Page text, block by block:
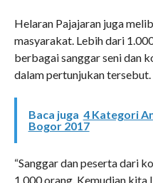
Helaran Pajajaran juga
masyarakat. Lebih dari
berbagai sanggar seni dan
dalam pertunjukan tersebut.
Baca juga 4 Kategori
Bogor 2017
“Sanggar dan peserta dari
1.000 orang. Kemudian kita